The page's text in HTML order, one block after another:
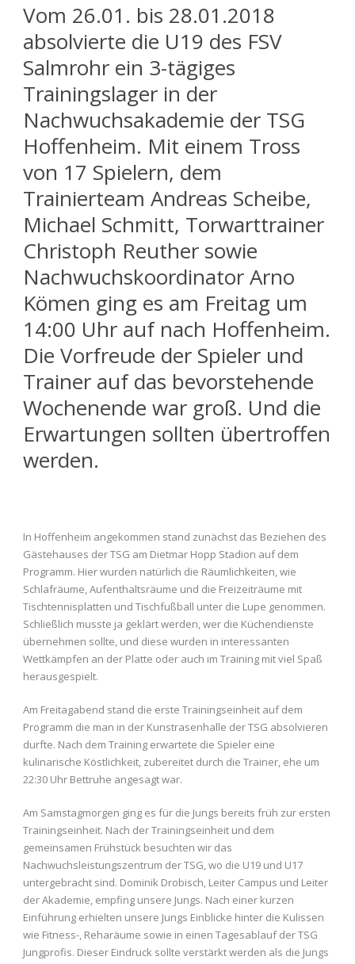
Vom 26.01. bis 28.01.2018
absolvierte die U19 des FSV
Salmrohr ein 3-tägiges
Trainingslager in der
Nachwuchsakademie der TSG
Hoffenheim. Mit einem Tross
von 17 Spielern, dem
Trainierteam Andreas Scheibe,
Michael Schmitt, Torwarttrainer
Christoph Reuther sowie
Nachwuchskoordinator Arno
Kömen ging es am Freitag um
14:00 Uhr auf nach Hoffenheim.
Die Vorfreude der Spieler und
Trainer auf das bevorstehende
Wochenende war groß. Und die
Erwartungen sollten übertroffen
werden.
In Hoffenheim angekommen stand zunächst das Beziehen des
Gästehauses der TSG am Dietmar Hopp Stadion auf dem
Programm. Hier wurden natürlich die Räumlichkeiten, wie
Schlafräume, Aufenthaltsräume und die Freizeiträume mit
Tischtennisplatten und Tischfußball unter die Lupe genommen.
Schließlich musste ja geklärt werden, wer die Küchendienste
übernehmen sollte, und diese wurden in interessanten
Wettkämpfen an der Platte oder auch im Training mit viel Spaß
herausgespielt.
Am Freitagabend stand die erste Trainingseinheit auf dem
Programm die man in der Kunstrasenhalle der TSG absolvieren
durfte. Nach dem Training erwartete die Spieler eine
kulinarische Köstlichkeit, zubereitet durch die Trainer, ehe um
22:30 Uhr Bettruhe angesagt war.
Am Samstagmorgen ging es für die Jungs bereits früh zur ersten
Trainingseinheit. Nach der Trainingseinheit und dem
gemeinsamen Frühstück besuchten wir das
Nachwuchsleistungszentrum der TSG, wo die U19 und U17
untergebracht sind. Dominik Drobisch, Leiter Campus und Leiter
der Akademie, empfing unsere Jungs. Nach einer kurzen
Einführung erhielten unsere Jungs Einblicke hinter die Kulissen
wie Fitness-, Reharäume sowie in einen Tagesablauf der TSG
Jungprofis. Dieser Eindruck sollte verstärkt werden als die Jungs